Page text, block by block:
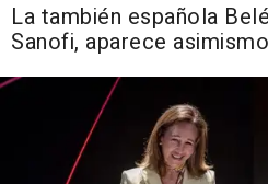
La también española
Sanofi, aparece